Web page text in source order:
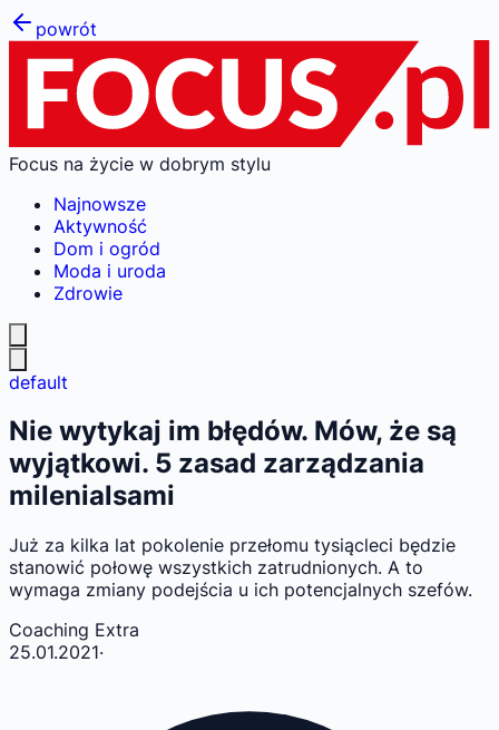
powrót
Focus na życie w dobrym stylu
Najnowsze
Aktywność
Dom i ogród
Moda i uroda
Zdrowie
default
Nie wytykaj im błędów. Mów, że są
wyjątkowi. 5 zasad zarządzania
milenialsami
Już za kilka lat pokolenie przełomu tysiącleci będzie
stanowić połowę wszystkich zatrudnionych. A to
wymaga zmiany podejścia u ich potencjalnych szefów.
Coaching Extra
25.01.2021·